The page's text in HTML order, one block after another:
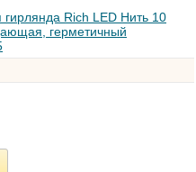
Rich LED Нить 10
герметичный